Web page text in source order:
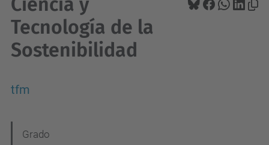
Tecnología de la
Sostenibilidad
tfm
Grado